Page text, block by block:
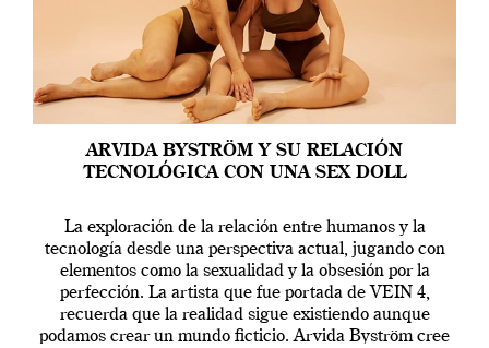
ARVIDA BYSTRÖM Y SU RELACIÓN
TECNOLÓGICA CON UNA SEX DOLL
La exploración de la relación entre humanos y la
tecnología desde una perspectiva actual, jugando con
elementos como la sexualidad y la obsesión por la
perfección. La artista que fue portada de VEIN 4,
recuerda que la realidad sigue existiendo aunque
podamos crear un mundo ficticio. Arvida Byström cree